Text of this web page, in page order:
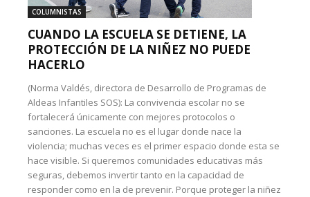
COLUMNISTAS
CUANDO LA ESCUELA SE DETIENE, LA
PROTECCIÓN DE LA NIÑEZ NO PUEDE
HACERLO
(Norma Valdés, directora de Desarrollo de Programas de
Aldeas Infantiles SOS): La convivencia escolar no se
fortalecerá únicamente con mejores protocolos o
sanciones. La escuela no es el lugar donde nace la
violencia; muchas veces es el primer espacio donde esta se
hace visible. Si queremos comunidades educativas más
seguras, debemos invertir tanto en la capacidad de
responder como en la de prevenir. Porque proteger la niñez